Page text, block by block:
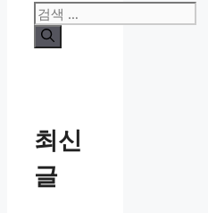
검
색:
최신
글